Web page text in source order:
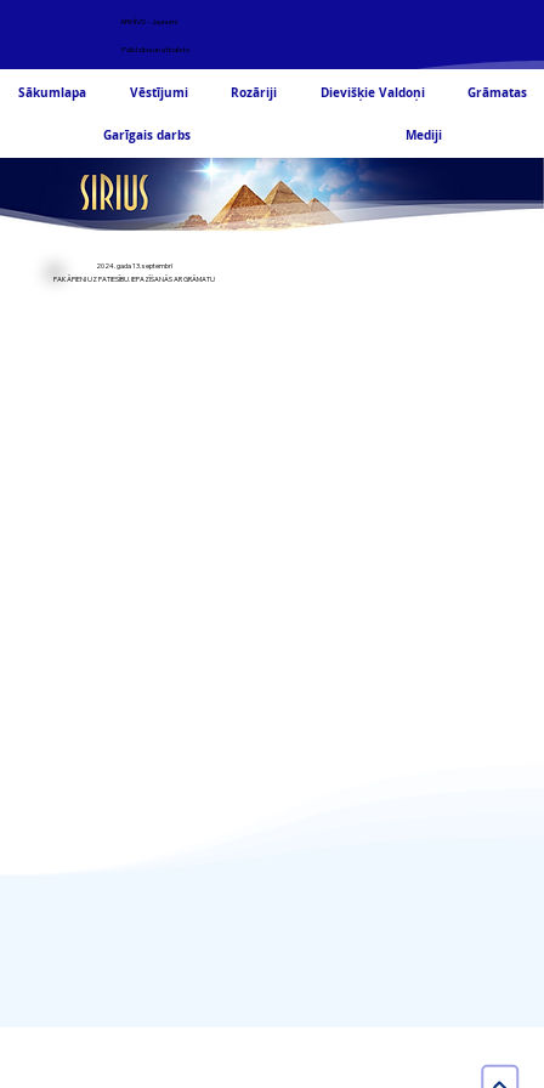
Palīdzība un atbalsts
ARHĪVS - Jaunumi
2024. gada 13. septembrī
PAKĀPIENI UZ PATIESĪBU. IEPAZĪŠANĀS AR GRĀMATU
Sākumlapa Vēstījumi Rozāriji Dievišķie Valdoņi Grāmatas
Garīgais darbs Mediji